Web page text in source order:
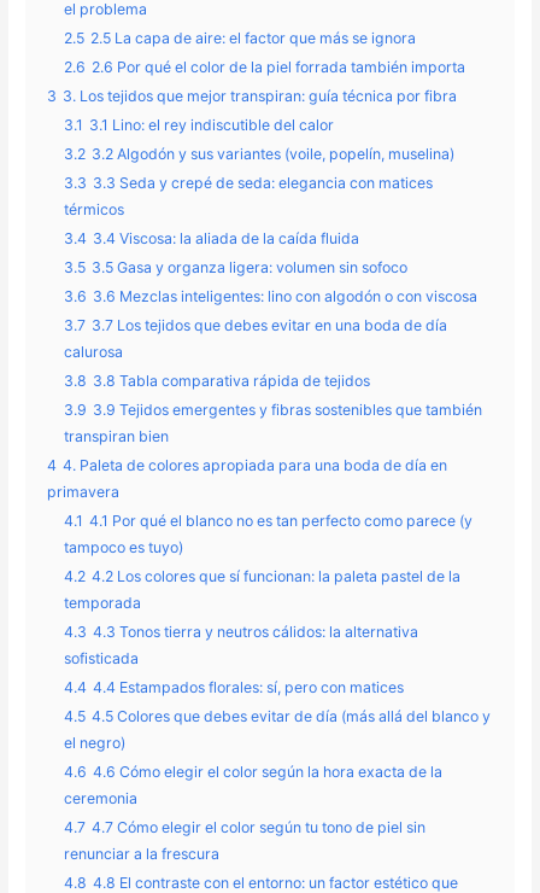
el problema
2.5 2.5 La capa de aire: el factor que más se ignora
2.6 2.6 Por qué el color de la piel forrada también importa
3 3. Los tejidos que mejor transpiran: guía técnica por fibra
3.1 3.1 Lino: el rey indiscutible del calor
3.2 3.2 Algodón y sus variantes (voile, popelín, muselina)
3.3 3.3 Seda y crepé de seda: elegancia con matices
térmicos
3.4 3.4 Viscosa: la aliada de la caída fluida
3.5 3.5 Gasa y organza ligera: volumen sin sofoco
3.6 3.6 Mezclas inteligentes: lino con algodón o con viscosa
3.7 3.7 Los tejidos que debes evitar en una boda de día
calurosa
3.8 3.8 Tabla comparativa rápida de tejidos
3.9 3.9 Tejidos emergentes y fibras sostenibles que también
transpiran bien
4 4. Paleta de colores apropiada para una boda de día en
primavera
4.1 4.1 Por qué el blanco no es tan perfecto como parece (y
tampoco es tuyo)
4.2 4.2 Los colores que sí funcionan: la paleta pastel de la
temporada
4.3 4.3 Tonos tierra y neutros cálidos: la alternativa
sofisticada
4.4 4.4 Estampados florales: sí, pero con matices
4.5 4.5 Colores que debes evitar de día (más allá del blanco y
el negro)
4.6 4.6 Cómo elegir el color según la hora exacta de la
ceremonia
4.7 4.7 Cómo elegir el color según tu tono de piel sin
renunciar a la frescura
4.8 4.8 El contraste con el entorno: un factor estético que